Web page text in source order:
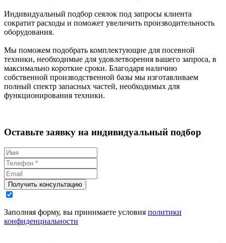
Индивидуальный подбор сеялок под запросы клиента
сократит расходы и поможет увеличить производительность
оборудования.
Мы поможем подобрать комплектующие для посевной
техники, необходимые для удовлетворения вашего запроса, в
максимально короткие сроки. Благодаря наличию
собственной производственной базы мы изготавливаем
полный спектр запасных частей, необходимых для
функционирования техники.
Оставьте заявку на индивидуальный подбор
Получить консультацию
Заполняя форму, вы принимаете условия политики
конфиденциальности